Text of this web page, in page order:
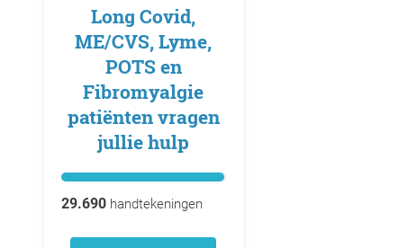
Long Covid,
ME/CVS, Lyme,
POTS en
Fibromyalgie
patiënten vragen
jullie hulp
29.690handtekeningen